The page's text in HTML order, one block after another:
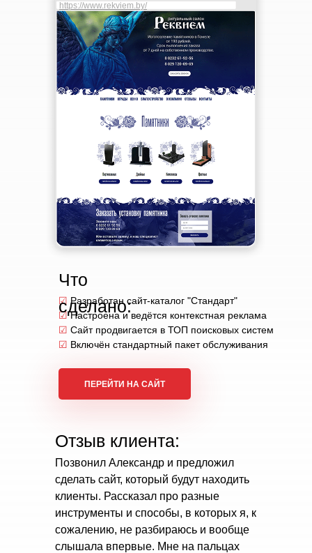
☑ Разработан сайт-каталог "Стандарт"
☑Настроена и ведётся контекстная реклама
☑ Сайт продвигается в ТОП поисковых систем
☑ Включён стандартный пакет обслуживания
Отзыв клиента:
Позвонил Александр и предложил
сделать сайт, который будут находить
клиенты. Рассказал про разные
инструменты и способы, в которых я, к
сожалению, не разбираюсь и вообще
слышала впервые. Мне на пальцах
Что
сделано:
ПЕРЕЙТИ НА САЙТ
https://www.rekviem.by/